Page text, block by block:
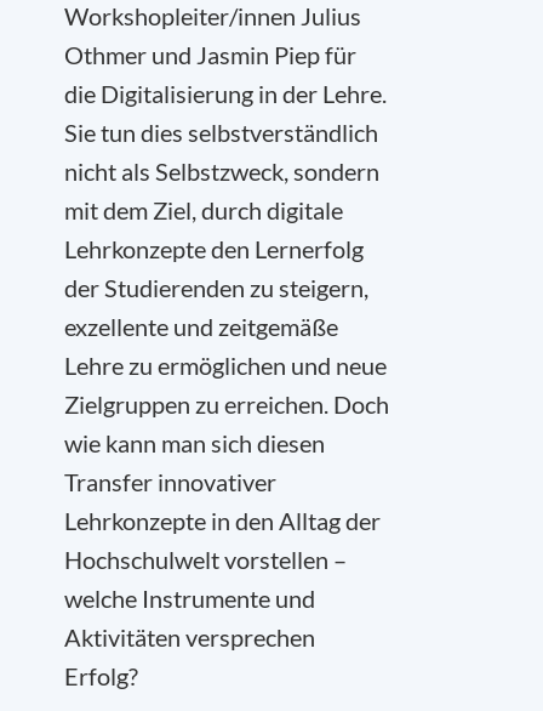
Workshopleiter/innen Julius
Othmer und Jasmin Piep für
die Digitalisierung in der Lehre.
Sie tun dies selbstverständlich
nicht als Selbstzweck, sondern
mit dem Ziel, durch digitale
Lehrkonzepte den Lernerfolg
der Studierenden zu steigern,
exzellente und zeitgemäße
Lehre zu ermöglichen und neue
Zielgruppen zu erreichen. Doch
wie kann man sich diesen
Transfer innovativer
Lehrkonzepte in den Alltag der
Hochschulwelt vorstellen –
welche Instrumente und
Aktivitäten versprechen
Erfolg?